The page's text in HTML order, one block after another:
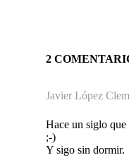
2
Javier López
Hace un siglo que
;-)
Y sigo sin dormir.